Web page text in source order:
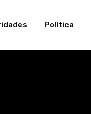
Política